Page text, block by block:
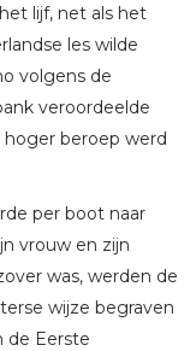
lijf, net als het
les wilde
volgens de
veroordeelde
beroep werd
per boot naar
vrouw en zijn
was, werden de
wijze begraven
de Eerste